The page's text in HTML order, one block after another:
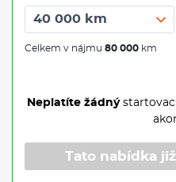
Celkem v nájmu 80 000 km
Neplatíte žádný
Tato nabídka